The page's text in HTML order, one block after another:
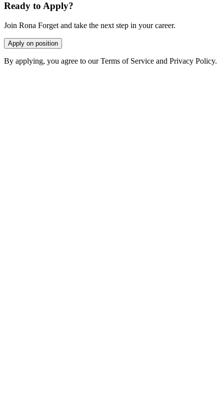
Ready to Apply?
Join Rona Forget and take the next step in your career.
Apply on position
By applying, you agree to our Terms of Service and Privacy Policy.